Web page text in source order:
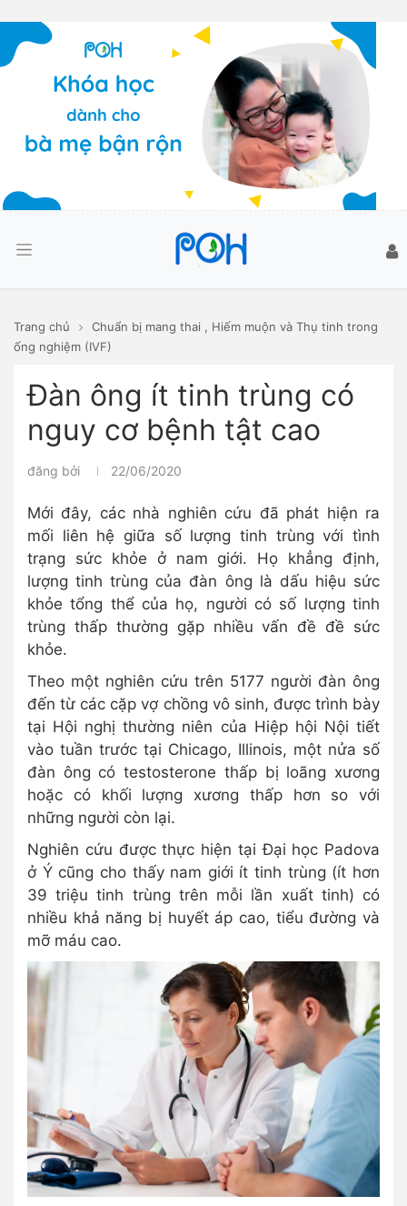
Trang chủ Chuẩn bị mang thai , Hiếm muộn và Thụ tinh trong
ống nghiệm (IVF)
Đàn ông ít tinh trùng có
nguy cơ bệnh tật cao
đăng bởi 22/06/2020
Mới đây, các nhà nghiên cứu đã phát hiện ra
mối liên hệ giữa số lượng tinh trùng với tình
trạng sức khỏe ở nam giới. Họ khẳng định,
lượng tinh trùng của đàn ông là dấu hiệu sức
khỏe tổng thể của họ, người có số lượng tinh
trùng thấp thường gặp nhiều vấn đề đề sức
khỏe.
Theo một nghiên cứu trên 5177 người đàn ông
đến từ các cặp vợ chồng vô sinh, được trình bày
tại Hội nghị thường niên của Hiệp hội Nội tiết
vào tuần trước tại Chicago, Illinois, một nửa số
đàn ông có testosterone thấp bị loãng xương
hoặc có khối lượng xương thấp hơn so với
những người còn lại.
Nghiên cứu được thực hiện tại Đại học Padova
ở Ý cũng cho thấy nam giới ít tinh trùng (ít hơn
39 triệu tinh trùng trên mỗi lần xuất tinh) có
nhiều khả năng bị huyết áp cao, tiểu đường và
mỡ máu cao.